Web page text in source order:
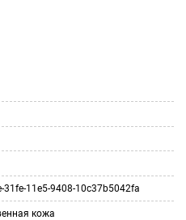
31fe-11e5-9408-10c37b5042fa
кожа